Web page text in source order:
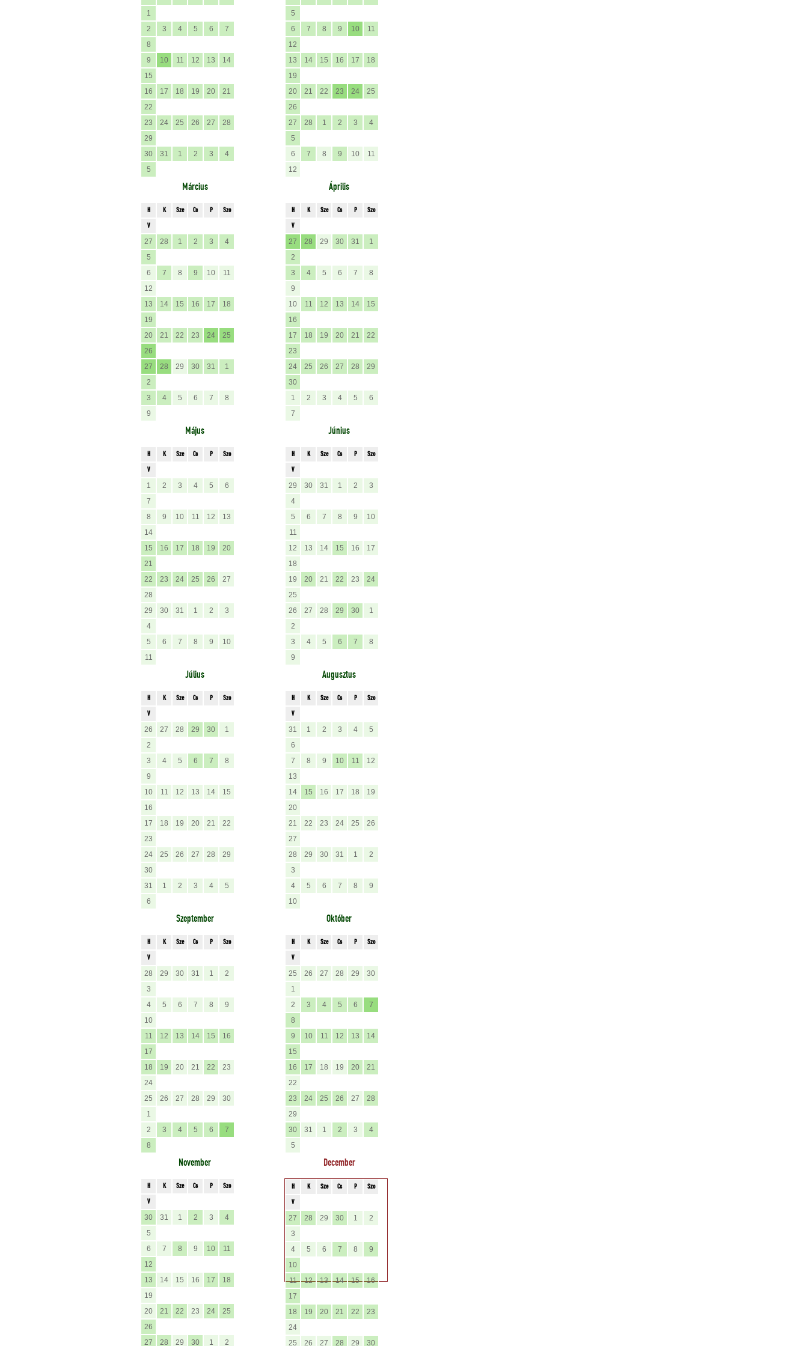
1
2
3 4 5 6
7
8
9
10 11 12 13
14
15
16
17 18 19 20
21
22
23
24 25 26 27
28
29
30
31 1 2 3
4
5
5
6
7 8 9 10
11
12
13
14 15 16 17
18
19
20
21 22 23 24
25
26
27
28 1 2 3
4
5
6
7 8 9 10
11
12
Március
H K Sze Cs P Szo
V
27 28 1 2 3
4
5
6
7 8 9 10
11
12
13
14 15 16 17
18
19
20
21 22 23 24
25
26
27
28 29 30 31
1
2
3
4 5 6 7
8
9
Április
H K Sze Cs P Szo
V
27 28 29 30 31
1
2
3
4 5 6 7
8
9
10
11 12 13 14
15
16
17
18 19 20 21
22
23
24
25 26 27 28
29
30
1
2 3 4 5
6
7
Május
H K Sze Cs P Szo
V
1 2 3 4 5
6
7
8
9 10 11 12
13
14
15
16 17 18 19
20
21
22
23 24 25 26
27
28
29
30 31 1 2
3
4
5
6 7 8 9
10
11
Június
H K Sze Cs P Szo
V
29 30 31 1 2
3
4
5
6 7 8 9
10
11
12
13 14 15 16
17
18
19
20 21 22 23
24
25
26
27 28 29 30
1
2
3
4 5 6 7
8
9
Július
H K Sze Cs P Szo
V
26 27 28 29 30
1
2
3
4 5 6 7
8
9
10
11 12 13 14
15
16
17
18 19 20 21
22
23
24
25 26 27 28
29
30
31
1 2 3 4
5
6
Augusztus
H K Sze Cs P Szo
V
31 1 2 3 4
5
6
7
8 9 10 11
12
13
14
15 16 17 18
19
20
21
22 23 24 25
26
27
28
29 30 31 1
2
3
4
5 6 7 8
9
10
Szeptember
H K Sze Cs P Szo
V
28 29 30 31 1
2
3
4
5 6 7 8
9
10
11
12 13 14 15
16
17
18
19 20 21 22
23
24
25
26 27 28 29
30
1
2
3 4 5 6
7
8
Október
H K Sze Cs P Szo
V
25 26 27 28 29
30
1
2
3 4 5 6
7
8
9
10 11 12 13
14
15
16
17 18 19 20
21
22
23
24 25 26 27
28
29
30
31 1 2 3
4
5
November
H K Sze Cs P Szo
V
30 31 1 2 3
4
5
6
7 8 9 10
11
12
13
14 15 16 17
18
19
20
21 22 23 24
25
26
27
28 29 30 1
2
December
H K Sze Cs P Szo
V
27 28 29 30 1
2
3
4
5 6 7 8
9
10
11
12 13 14 15
16
17
18
19 20 21 22
23
24
25
26 27 28 29
30